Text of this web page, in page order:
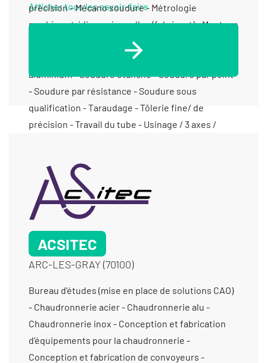
Afficher tous les savoir-faire
ACSITEC
ARC-LES-GRAY (70100)
Bureau d'études (mise en place de solutions CAO)
- Chaudronnerie acier - Chaudronnerie alu -
Chaudronnerie inox - Conception et fabrication
d’équipements pour la chaudronnerie -
Conception et fabrication de convoyeurs -